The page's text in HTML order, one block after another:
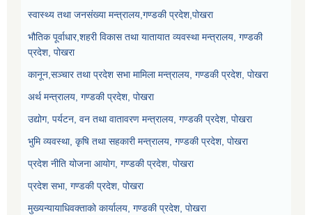
स्वास्थ्य तथा जनसंख्या मन्त्रालय,गण्डकी प्रदेश,पोखरा
भौतिक पूर्वाधार,शहरी विकास तथा यातायात व्यवस्था मन्त्रालय, गण्डकी
प्रदेश, पोखरा
कानून,सञ्चार तथा प्रदेश सभा मामिला मन्त्रालय, गण्डकी प्रदेश, पोखरा
अर्थ मन्त्रालय, गण्डकी प्रदेश, पोखरा
उद्योग, पर्यटन, वन तथा वातावरण मन्त्रालय, गण्डकी प्रदेश, पोखरा
भुमि व्यवस्था, कृषि तथा सहकारी मन्त्रालय, गण्डकी प्रदेश, पोखरा
प्रदेश नीति योजना आयोग, गण्डकी प्रदेश, पोखरा
प्रदेश सभा, गण्डकी प्रदेश, पोखरा
मुख्यन्यायाधिवक्ताको कार्यालय, गण्डकी प्रदेश, पोखरा